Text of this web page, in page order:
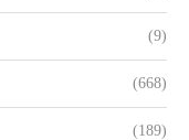
(9)
(668)
(189)